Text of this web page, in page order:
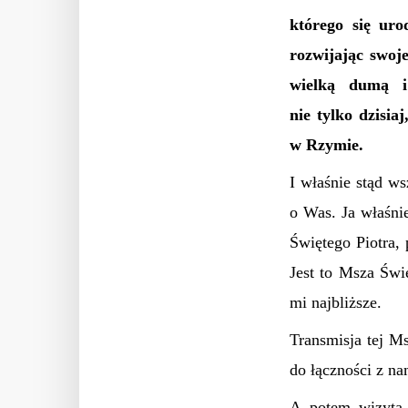
którego się
rozwijając
wielką dumą i
nie tylko
w Rzymie.
I właśnie stąd
o Was. Ja
Świętego
Jest to Msza
mi najbliższe.
Transmisja tej
do łączności z